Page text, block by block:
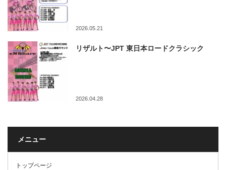
2026.05.21
リザルト〜JPT 東日本ロードクラシック
2026.04.28
メニュー
トップページ